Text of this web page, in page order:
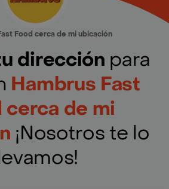
Food cerca de mi ubicación
dirección para
Hambrus Fast
cerca de mi
¡Nosotros te lo